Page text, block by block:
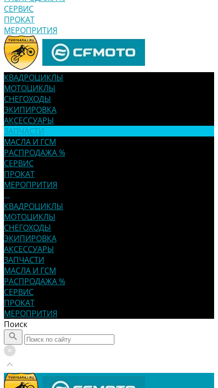
СЕРВИС
ПРОКАТ
МЕРОПРИТИЯ
КВАДРОЦИКЛЫ
МОТОЦИКЛЫ
СНЕГОХОДЫ
ЭКИПИРОВКА
АКСЕССУАРЫ
ЗАПЧАСТИ
МАСЛА И ГСМ
РАСПРОДАЖА %
СЕРВИС
ПРОКАТ
МЕРОПРИТИЯ
...
КВАДРОЦИКЛЫ
МОТОЦИКЛЫ
СНЕГОХОДЫ
ЭКИПИРОВКА
АКСЕССУАРЫ
ЗАПЧАСТИ
МАСЛА И ГСМ
РАСПРОДАЖА %
СЕРВИС
ПРОКАТ
МЕРОПРИТИЯ
Поиск